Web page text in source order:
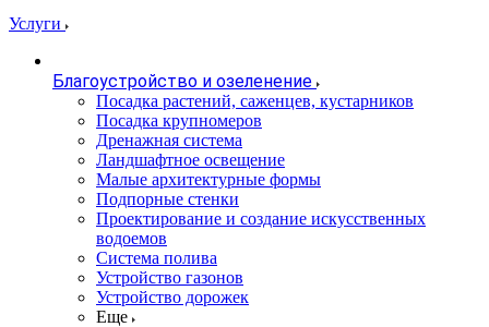
Услуги
Благоустройство и озеленение
Посадка растений, саженцев, кустарников
Посадка крупномеров
Дренажная система
Ландшафтное освещение
Малые архитектурные формы
Подпорные стенки
Проектирование и создание искусственных
водоемов
Система полива
Устройство газонов
Устройство дорожек
Еще